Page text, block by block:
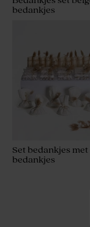
bedankjes
Set bedankjes met
bedankjes